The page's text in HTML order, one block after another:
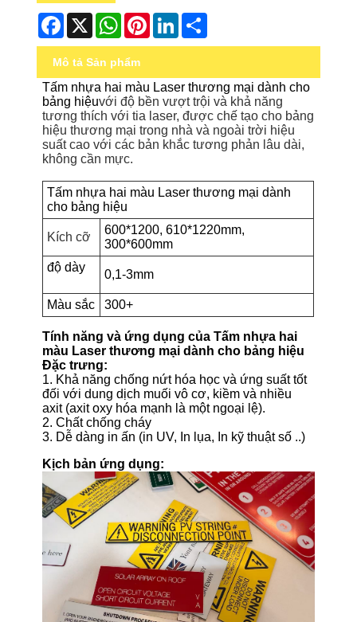
Facebook
X WhatsAppPinterestLinkedInShare
Mô tả Sản phẩm
Tấm nhựa hai màu Laser thương mại dành cho
bảng hiệuvới độ bền vượt trội và khả năng
tương thích với tia laser, được chế tạo cho bảng
hiệu thương mại trong nhà và ngoài trời hiệu
suất cao với các bản khắc tương phản lâu dài,
không cần mực.
Tấm nhựa hai màu Laser thương mại dành
cho bảng hiệu
Kích cỡ
600*1200, 610*1220mm,
300*600mm
độ dày
0,1-3mm
Màu sắc 300+
Tính năng và ứng dụng của Tấm nhựa hai
màu Laser thương mại dành cho bảng hiệu
Đặc trưng:
1. Khả năng chống nứt hóa học và ứng suất tốt
đối với dung dịch muối vô cơ, kiềm và nhiều
axit (axit oxy hóa mạnh là một ngoại lệ).
2. Chất chống cháy
3. Dễ dàng in ấn (in UV, In lụa, In kỹ thuật số ..)
Kịch bản ứng dụng: